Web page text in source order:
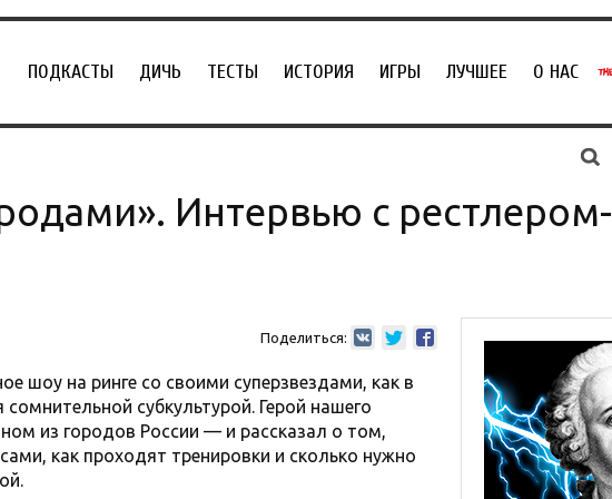
ПОДКАСТЫ ДИЧЬ ТЕСТЫ ИСТОРИЯ ИГРЫ ЛУЧШЕЕ О НАС
Интервью с рестлером-
Поделиться:
шоу на ринге со своими суперзвездами, как в
субкультурой. Герой нашего
из городов России — и рассказал о том,
как проходят тренировки и сколько нужно